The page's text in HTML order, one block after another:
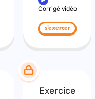
Corrigé vidéo
s'exercer
Exercice